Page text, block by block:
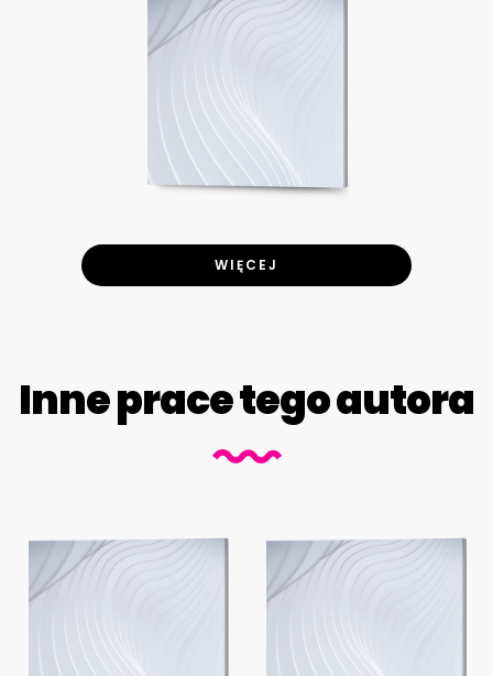
WIĘCEJ
Inne prace tego autora